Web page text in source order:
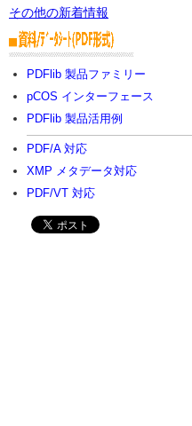
その他の新着情報
PDFlib 製品ファミリー
pCOS インターフェース
PDFlib 製品活用例
PDF/A 対応
XMP メタデータ対応
PDF/VT 対応